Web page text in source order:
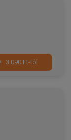
3 090 Ft-tól